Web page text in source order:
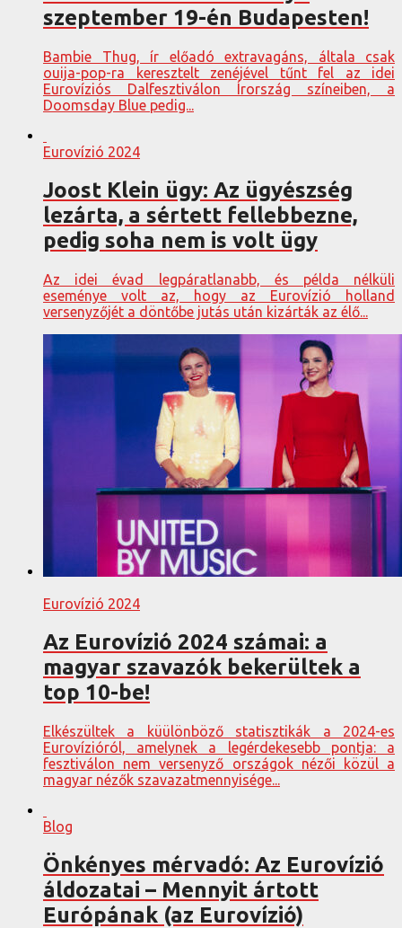
szeptember 19-én Budapesten!
Bambie Thug, ír előadó extravagáns, általa csak
ouija-pop-ra keresztelt zenéjével tűnt fel az idei
Eurovíziós Dalfesztiválon Írország színeiben, a
Doomsday Blue pedig...
Eurovízió 2024
Joost Klein ügy: Az ügyészség
lezárta, a sértett fellebbezne,
pedig soha nem is volt ügy
Az idei évad legpáratlanabb, és példa nélküli
eseménye volt az, hogy az Eurovízió holland
versenyzőjét a döntőbe jutás után kizárták az élő...
Eurovízió 2024
Az Eurovízió 2024 számai: a
magyar szavazók bekerültek a
top 10-be!
Elkészültek a küülönböző statisztikák a 2024-es
Eurovízióról, amelynek a legérdekesebb pontja: a
fesztiválon nem versenyző országok nézői közül a
magyar nézők szavazatmennyisége...
Blog
Önkényes mérvadó: Az Eurovízió
áldozatai – Mennyit ártott
Európának (az Eurovízió)